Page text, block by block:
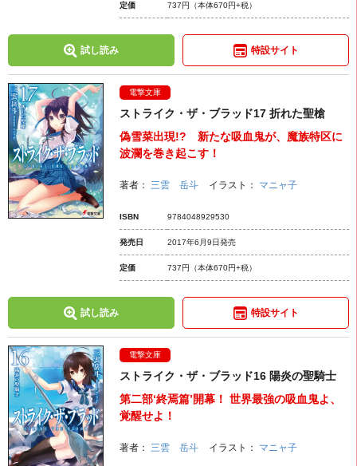
定価 737円 （本体670円+税）
試し読み 特設サイト
電撃文庫
ストライク・ザ・ブラッド17 折れた聖槍
偽雪菜出現!? 新たな吸血鬼が、魔族特区に
波瀾を巻き起こす！
著者： 三雲 岳斗 イラスト： マニャ子
ISBN 9784048929530
発売日 2017年6月9日発売
定価 737円 （本体670円+税）
試し読み 特設サイト
電撃文庫
ストライク・ザ・ブラッド16 陽炎の聖騎士
第二部‘終焉篇’開幕！ 世界最強の吸血鬼よ、
覚醒せよ！
著者： 三雲 岳斗 イラスト： マニャ子